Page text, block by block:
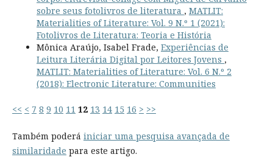
sobre seus fotolivros de literatura , MATLIT:
Materialities of Literature: Vol. 9 N.º 1 (2021):
Fotolivros de Literatura: Teoria e História
Mônica Araújo, Isabel Frade, Experiências de
Leitura Literária Digital por Leitores Jovens ,
MATLIT: Materialities of Literature: Vol. 6 N.º 2
(2018): Electronic Literature: Communities
<< < 7 8 9 10 11 12 13 14 15 16 > >>
Também poderá iniciar uma pesquisa avançada de
similaridade para este artigo.